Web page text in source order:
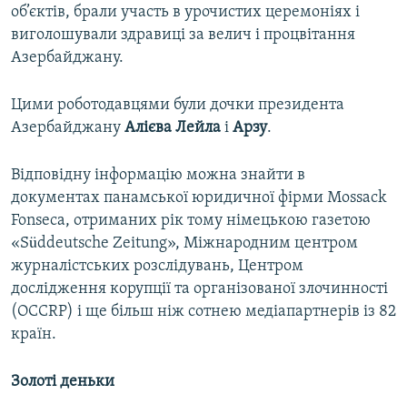
об’єктів, брали участь в урочистих церемоніях і
виголошували здравиці за велич і процвітання
Азербайджану.
Цими роботодавцями були дочки президента
Азербайджану Алієва Лейла і Арзу.
Відповідну інформацію можна знайти в
документах панамської юридичної фірми Mossack
Fonseca, отриманих рік тому німецькою газетою
«Süddeutsche Zeitung», Міжнародним центром
журналістських розслідувань, Центром
дослідження корупції та організованої злочинності
(OCCRP) і ще більш ніж сотнею медіапартнерів із 82
країн.
Золоті деньки